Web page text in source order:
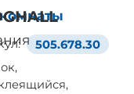
505.678.30